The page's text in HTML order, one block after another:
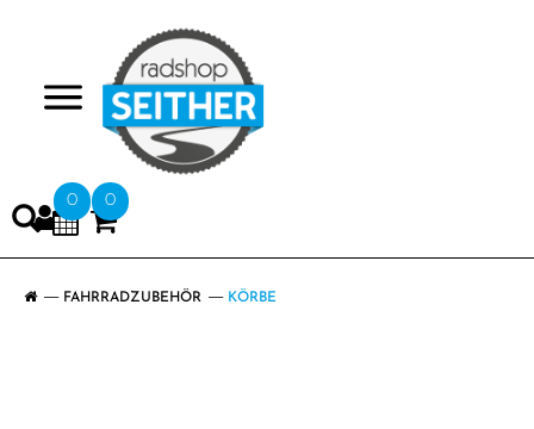
0 0
FAHRRADZUBEHÖR KÖRBE